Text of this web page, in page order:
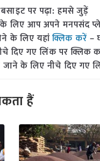
पर पढ़ा: हमसे जुड़ें
लिए आप अपने मनपसंद
के लिए यहांक्लिक करें –
दिए गए लिंक पर क्लिक
के लिए नीचे दिए गए
हैं